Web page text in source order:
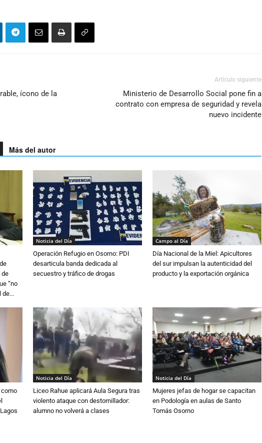
ícono de la
Artículo siguiente
Ministerio de Desarrollo Social pone fin a
contrato con empresa de seguridad y revela
nuevo incidente
Más del autor
de
“no
Noticia del Día
Operación Refugio en Osorno: PDI
desarticula banda dedicada al
secuestro y tráfico de drogas
Campo al Día
Día Nacional de la Miel: Apicultores
del sur impulsan la autenticidad del
producto y la exportación orgánica
como
Noticia del Día
Liceo Rahue aplicará Aula Segura tras
violento ataque con destornillador:
alumno no volverá a clases
Noticia del Día
Mujeres jefas de hogar se capacitan
en Podología en aulas de Santo
Tomás Osorno